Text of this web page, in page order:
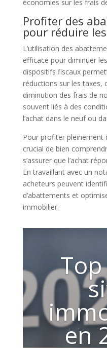
économies sur les frais
Profiter des
pour réduire
L’utilisation des
efficace pour diminuer
dispositifs fiscaux
réductions sur les taxes,
diminution des frais de
souvent liés à des
l’achat dans le neuf ou
Pour profiter pleinement
crucial de bien
s’assurer que l’achat
En travaillant avec un
acheteurs peuvent
d’abattements et
immobilier.
en